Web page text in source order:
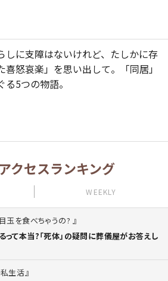
しに支障はないけれど、たしかに存
喜怒哀楽」を思い出して。「同居」
る5つの物語。
アクセスランキング
WEEKLY
玉を食べちゃうの?
って本当?「死体」の疑問に葬儀屋がお答えし
生活